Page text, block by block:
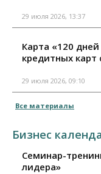
29 июля 2026, 13:37
Карта «120
кредитных
29 июля 2026, 09:10
Все материалы
Бизнес
Семинар-
лидера»